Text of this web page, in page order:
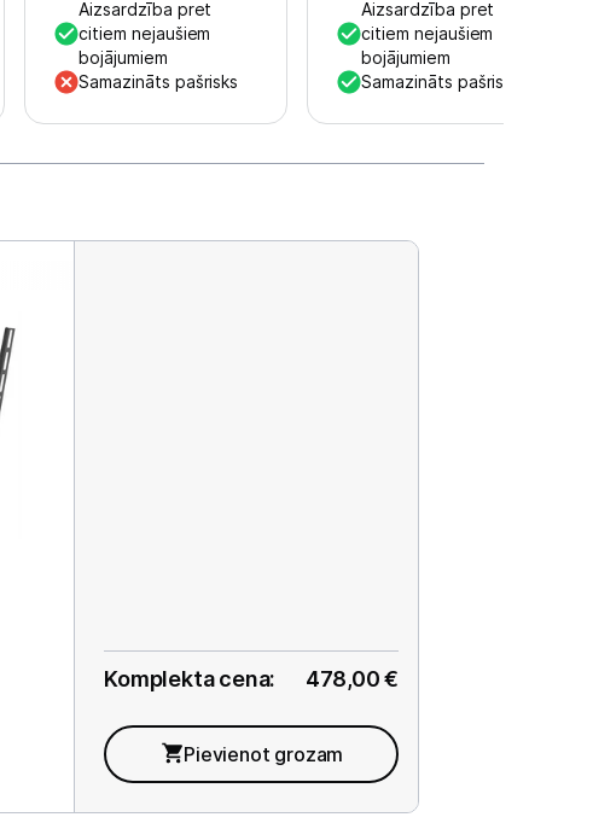
Aizsardzība pret
citiem nejaušiem
bojājumiem
Samazināts pašrisks
Aizsardzība pret
citiem nejaušiem
bojājumiem
Samazināts pašrisks
Komplekta cena: 478,00€
Pievienot grozam